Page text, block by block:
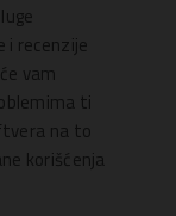
recenzije
vam
ti
na to
korišćenja